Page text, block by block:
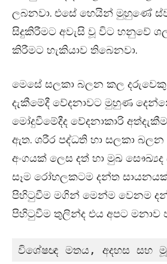
ලබනවා. එසේ හෙයින් මුහුණේ
සිදුකිරීමට අවැසි වූ විට හනුවේ
කිරීමට හැකියාව තිබෙනවා.
මෙසේ සලකා බලන කල
දැකීමේදී වේදනාවට මුහුණ
මෝදුවීමේදීද වේදනාකාරි
ඇත. ශරීර පද්ධති හා සලකා බලන
අංගයක් ලෙස දත් හා මුඛ
සෑම රෝහලකටම දන්ත
පිහිටුවීම මගින් මෙන්ම වෙනම
පිහිටුවීම තුලින්ද එය අපට මනාව
විශේෂඥ මතය, අදහස සහ